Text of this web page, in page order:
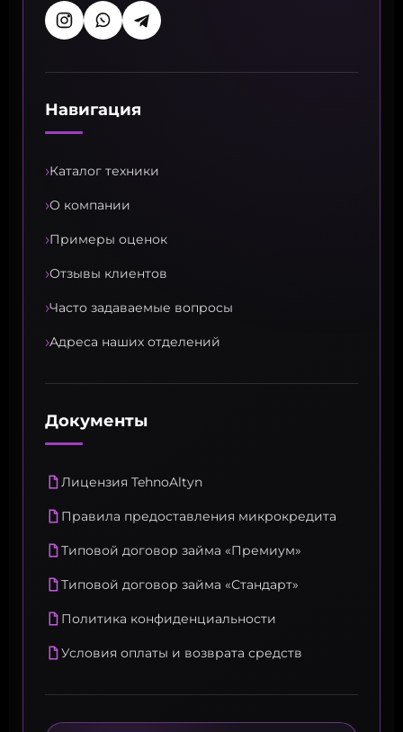
Навигация
›Каталог техники
›О компании
›Примеры оценок
›Отзывы клиентов
›Часто задаваемые вопросы
›Адреса наших отделений
Документы
Лицензия TehnoAltyn
Правила предоставления микрокредита
Типовой договор займа «Премиум»
Типовой договор займа «Стандарт»
Политика конфиденциальности
Условия оплаты и возврата средств